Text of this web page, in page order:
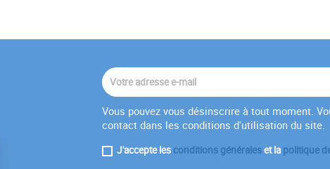
Vous pouvez vous désinscrire à tout moment.
contact dans les conditions d'utilisation du site.
J'accepte les conditions généraleset lapolitique